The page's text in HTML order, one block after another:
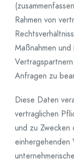
Rahmen von
Maßnahmen und
Anfragen zu
Diese Daten
vertraglichen
und zu Zwecken
einhergehenden